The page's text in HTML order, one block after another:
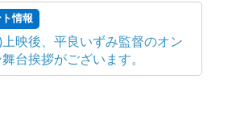
情報
映後、平良いずみ監督のオン
台挨拶がございます。